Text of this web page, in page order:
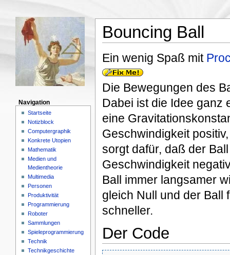
Bouncing Ball
Ein wenig Spaß mit
Die Bewegungen des
Dabei ist die Idee ganz
eine
Geschwindigkeit
sorgt dafür, daß der
Geschwindigkeit
Ball immer langsamer
gleich Null und der Ball
schneller.
Der Code
Navigation
Startseite
Notizblock
Computergraphik
Konkrete Utopien
Mathematik
Medien und
Medientheorie
Multimedia
Personen
Produktivität
Programmierung
Roboter
Sammlungen
Spieleprogrammierung
Technik
Technikgeschichte